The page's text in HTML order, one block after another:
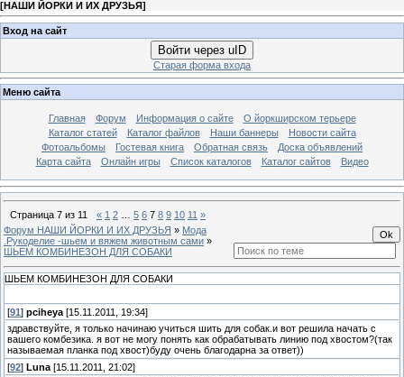
[НАШИ ЙОРКИ И ИХ ДРУЗЬЯ]
Вход на сайт
Войти через uID
Старая форма входа
Меню сайта
Главная Форум Информация о сайте
О йоркширском терьере
Каталог статей
Каталог файлов Наши баннеры
Новости сайта
Фотоальбомы
Гостевая книга Обратная связь
Доска объявлений
Карта сайта
Онлайн игры Список каталогов Каталог сайтов Видео
Страница 7 из 11 « 1 2 5 6 7 8 9 10 11 »
Форум НАШИ ЙОРКИ И ИХ ДРУЗЬЯ » Мода
.Рукоделие -шьем и вяжем животным сами »
ШЬЕМ КОМБИНЕЗОН ДЛЯ СОБАКИ
ШЬЕМ КОМБИНЕЗОН ДЛЯ СОБАКИ
[91 ] pciheya [15.11.2011, 19:34]
здравствуйте, я только начинаю учиться шить для собак.и вот решила начать с
вашего комбезика. я вот не могу понять как обрабатывать линию под хвостом?(так
называемая планка под хвост)буду очень благодарна за ответ))
[92] Luna [15.11.2011, 21:02]